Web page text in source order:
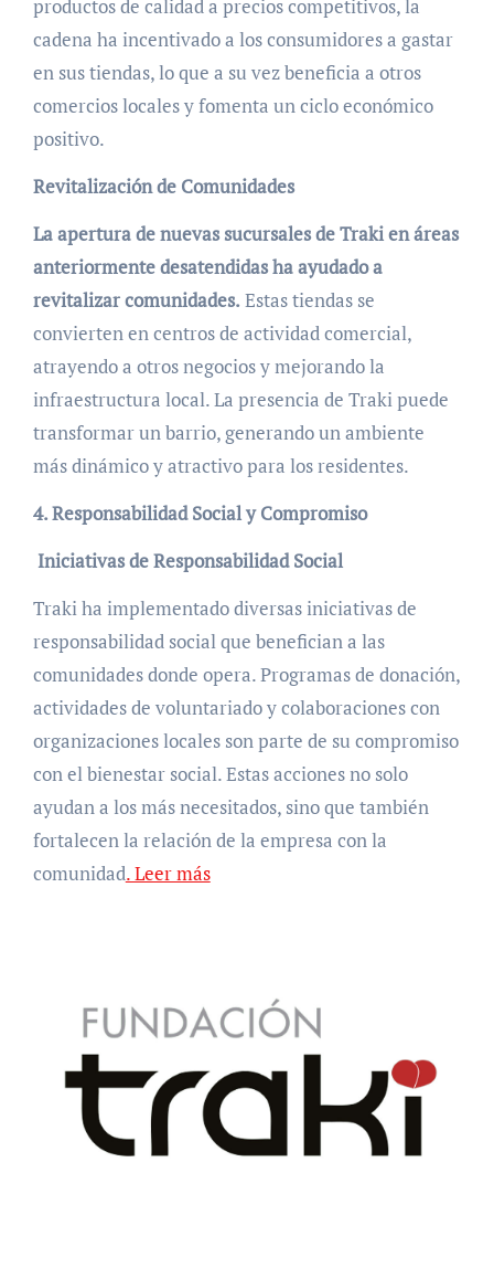
productos de calidad a precios competitivos, la
cadena ha incentivado a los consumidores a gastar
en sus tiendas, lo que a su vez beneficia a otros
comercios locales y fomenta un ciclo económico
positivo.
Revitalización de Comunidades
La apertura de nuevas sucursales de Traki en áreas
anteriormente desatendidas ha ayudado a
revitalizar comunidades. Estas tiendas se
convierten en centros de actividad comercial,
atrayendo a otros negocios y mejorando la
infraestructura local. La presencia de Traki puede
transformar un barrio, generando un ambiente
más dinámico y atractivo para los residentes.
4. Responsabilidad Social y Compromiso
Iniciativas de Responsabilidad Social
Traki ha implementado diversas iniciativas de
responsabilidad social que benefician a las
comunidades donde opera. Programas de donación,
actividades de voluntariado y colaboraciones con
organizaciones locales son parte de su compromiso
con el bienestar social. Estas acciones no solo
ayudan a los más necesitados, sino que también
fortalecen la relación de la empresa con la
comunidad. Leer más